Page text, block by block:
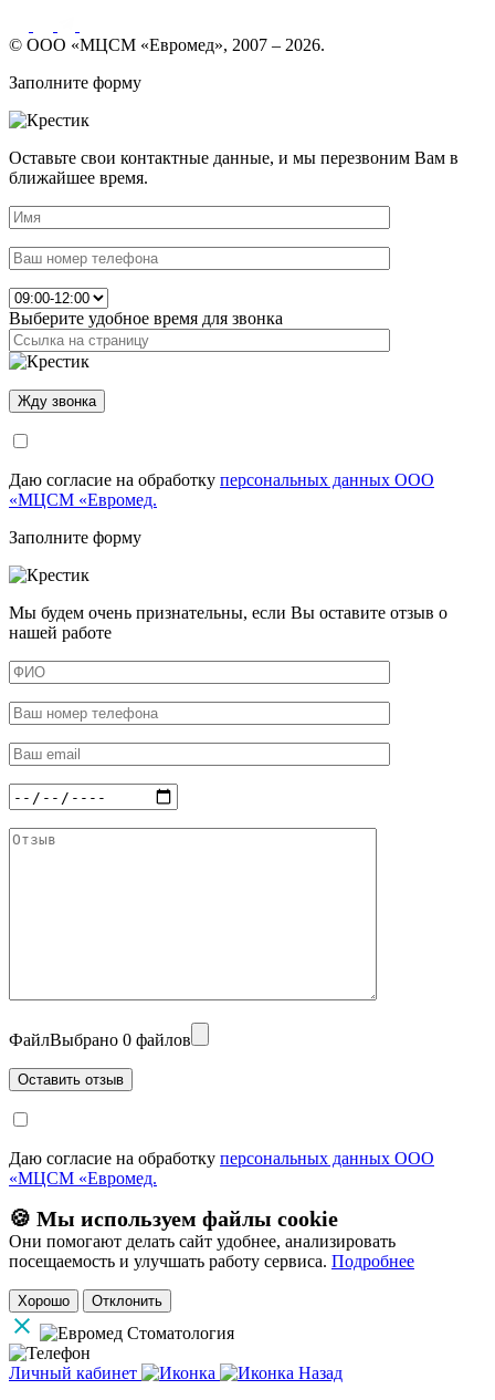
© ООО «МЦСМ «Евромед», 2007 – 2026.
Заполните форму
Оставьте свои контактные данные, и мы перезвоним Вам в
ближайшее время.
Выберите удобное время для звонка
Даю согласие на обработку персональных данных ООО
«МЦСМ «Евромед.
Заполните форму
Мы будем очень признательны, если Вы оставите отзыв о
нашей работе
ФайлВыбрано 0 файлов
Даю согласие на обработку персональных данных ООО
«МЦСМ «Евромед.
🍪 Мы используем файлы cookie
Они помогают делать сайт удобнее, анализировать
посещаемость и улучшать работу сервиса. Подробнее
Хорошо Отклонить
Личный кабинет
Назад